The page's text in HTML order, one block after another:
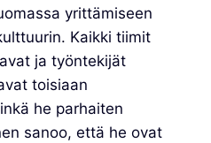
yrittämiseen
Kaikki tiimit
ja työntekijät
toisiaan
he parhaiten
sanoo, että he ovat